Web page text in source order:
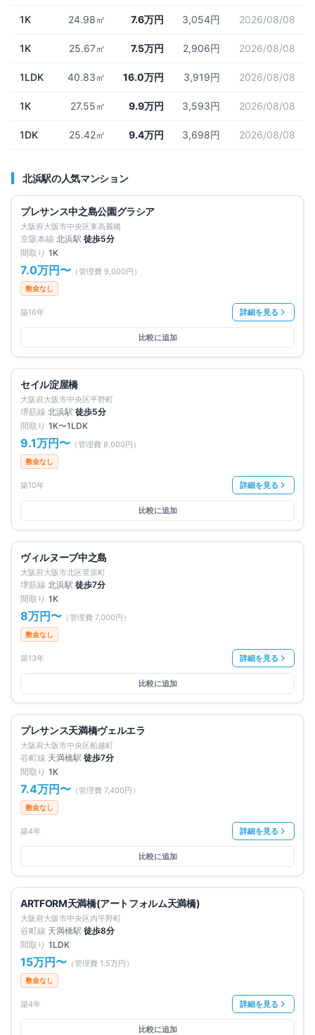
1K 24.98㎡ 7.6万円 3,054円 2026/08/08
1K 25.67㎡ 7.5万円 2,906円 2026/08/08
1LDK 40.83㎡ 16.0万円 3,919円 2026/08/08
1K 27.55㎡ 9.9万円 3,593円 2026/08/08
1DK 25.42㎡ 9.4万円 3,698円 2026/08/08
北浜駅の人気マンション
仲介手数料無料
プレサンス中之島公園グラシア
大阪府大阪市中央区東高麗橋
京阪本線 北浜駅 徒歩5分
間取り 1K
7.0万円〜 （管理費 9,000円 ）
敷金なし
築16年 詳細を見る
比較に追加
仲介手数料無料
セイル淀屋橋
大阪府大阪市中央区平野町
堺筋線 北浜駅 徒歩5分
間取り 1K〜1LDK
9.1万円〜 （管理費 8,000円 ）
敷金なし
築10年 詳細を見る
比較に追加
仲介手数料無料
ヴィルヌーブ中之島
大阪府大阪市北区菅原町
堺筋線 北浜駅 徒歩7分
間取り 1K
8万円〜 （管理費 7,000円 ）
敷金なし
築13年 詳細を見る
比較に追加
仲介手数料無料
プレサンス天満橋ヴェルエラ
大阪府大阪市中央区船越町
谷町線 天満橋駅 徒歩7分
間取り 1K
7.4万円〜 （管理費 7,400円 ）
敷金なし
築4年 詳細を見る
比較に追加
仲介手数料無料
ARTFORM天満橋(アートフォルム天満橋)
大阪府大阪市中央区内平野町
谷町線 天満橋駅 徒歩8分
間取り 1LDK
15万円〜 （管理費 1.5万円 ）
敷金なし
築4年 詳細を見る
比較に追加